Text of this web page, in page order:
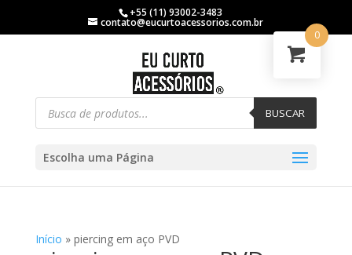
+55 (11) 93002-3483
contato@eucurtoacessorios.com.br
BUSCAR
Escolha uma Página
Início » piercing em aço PVD
0